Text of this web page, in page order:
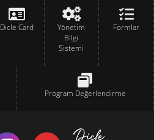
Dicle Card
Yönetim
Bilgi
Sistemi
Formlar
Program Değerlendirme